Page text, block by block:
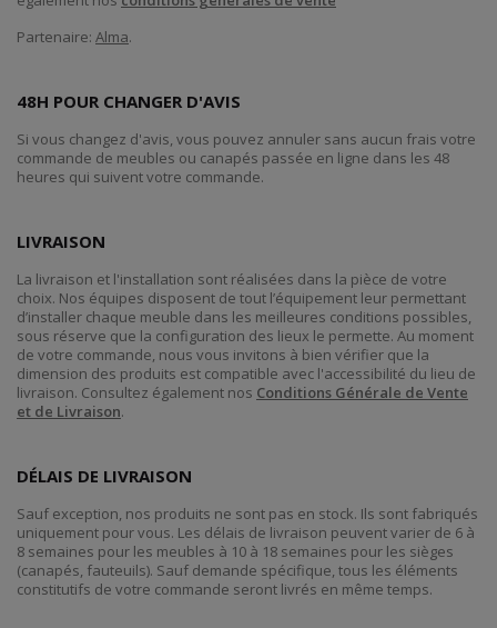
Partenaire: Alma.
48H POUR CHANGER D'AVIS
Si vous changez d'avis, vous pouvez annuler sans aucun frais votre
commande de meubles ou canapés passée en ligne dans les 48
heures qui suivent votre commande.
LIVRAISON
La livraison et l'installation sont réalisées dans la pièce de votre
choix. Nos équipes disposent de tout l’équipement leur permettant
d’installer chaque meuble dans les meilleures conditions possibles,
sous réserve que la configuration des lieux le permette. Au moment
de votre commande, nous vous invitons à bien vérifier que la
dimension des produits est compatible avec l'accessibilité du lieu de
livraison. Consultez également nos Conditions Générale de Vente
et de Livraison.
DÉLAIS DE LIVRAISON
Sauf exception, nos produits ne sont pas en stock. Ils sont fabriqués
uniquement pour vous. Les délais de livraison peuvent varier de 6 à
8 semaines pour les meubles à 10 à 18 semaines pour les sièges
(canapés, fauteuils). Sauf demande spécifique, tous les éléments
constitutifs de votre commande seront livrés en même temps.